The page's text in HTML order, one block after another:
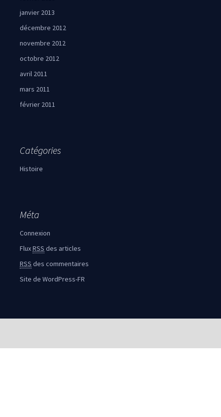
janvier 2013
décembre 2012
novembre 2012
octobre 2012
avril 2011
mars 2011
février 2011
Catégories
Histoire
Méta
Connexion
FluxRSS des articles
RSS des commentaires
Site de WordPress-FR